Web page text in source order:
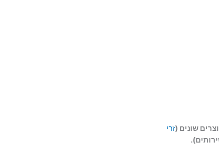
שונים (זרי